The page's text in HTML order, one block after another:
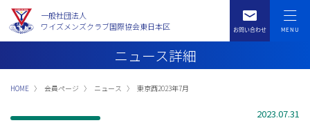
一般社団法人
ワイズメンズクラブ国際協会東日本区
ニュース詳細
HOME 会員ページ ニュース 東京西2023年7月
2023.07.31